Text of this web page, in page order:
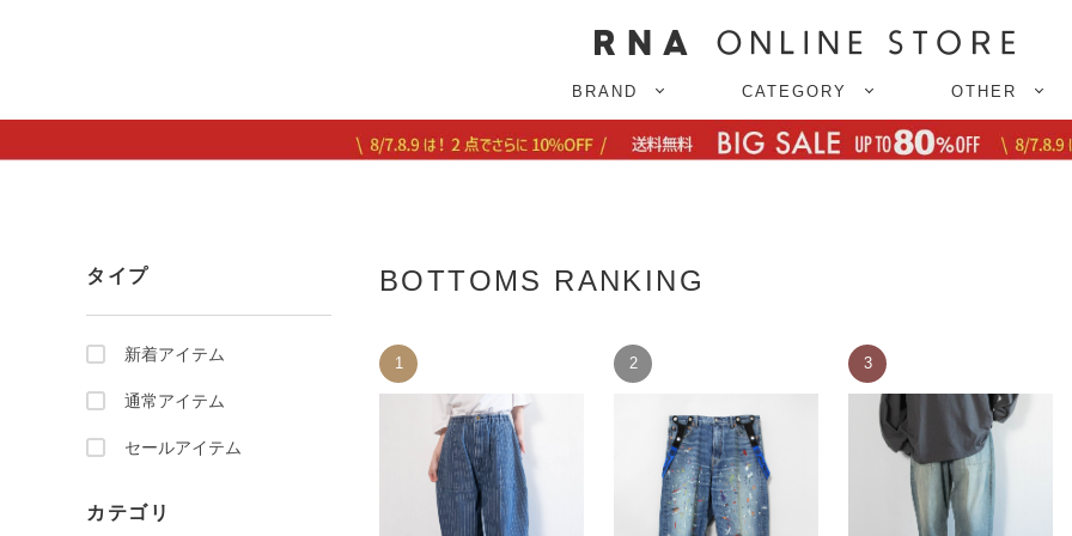
BRAND CATEGORY OTHER
タイプ
新着アイテム
通常アイテム
セールアイテム
カテゴリ
BOTTOMS RANKING
1 2 3